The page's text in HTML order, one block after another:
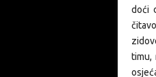
doći
timu,